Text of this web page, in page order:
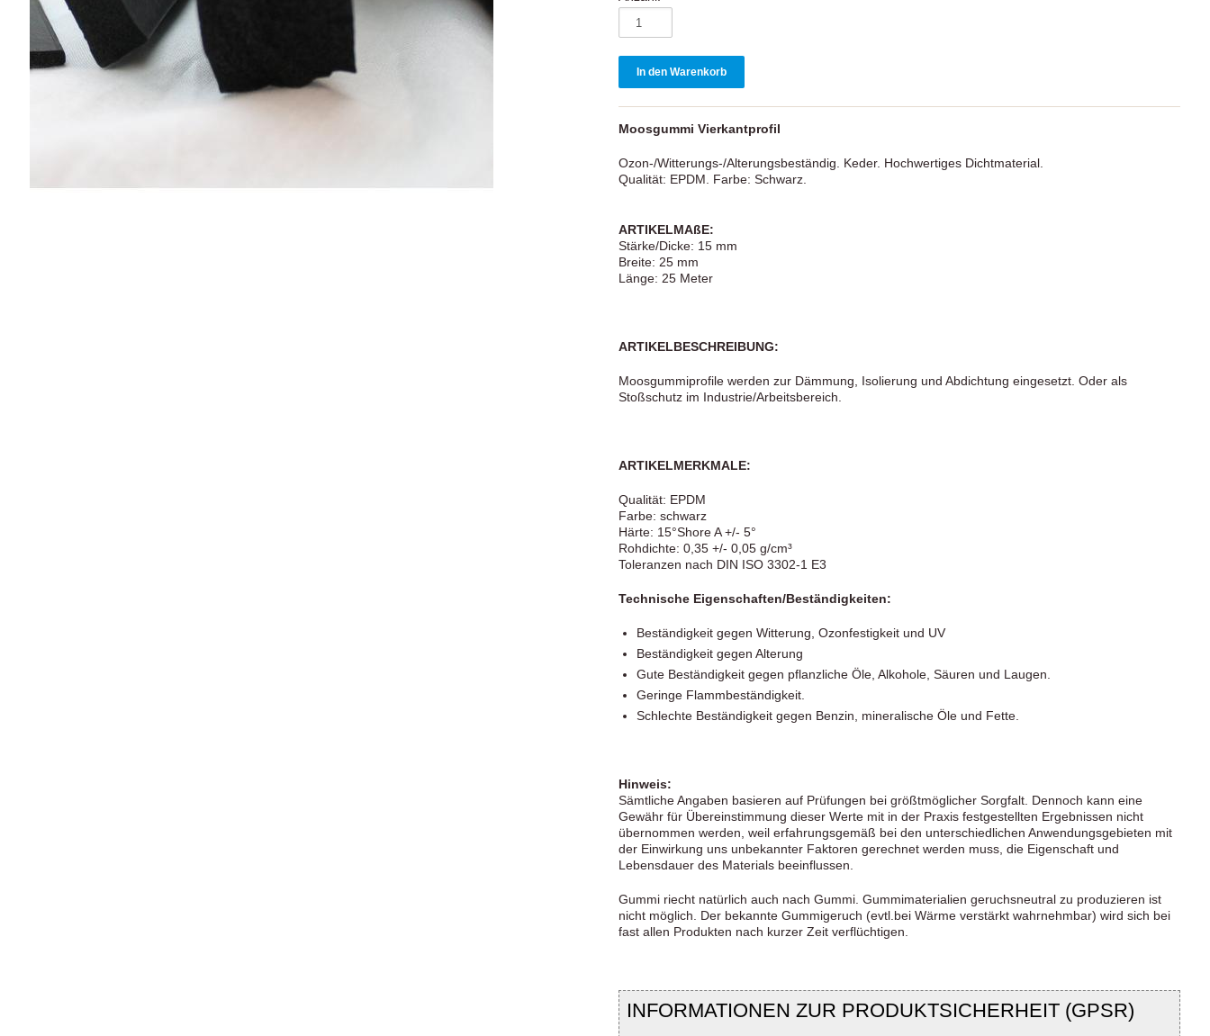
Moosgummi Vierkantprofil
Ozon-/Witterungs-/Alterungsbeständig. Keder. Hochwertiges Dichtmaterial.
Qualität: EPDM. Farbe: Schwarz.
ARTIKELMAßE:
Stärke/Dicke: 15 mm
Breite: 25 mm
Länge: 25 Meter
ARTIKELBESCHREIBUNG:
Moosgummiprofile werden zur Dämmung, Isolierung und Abdichtung eingesetzt. Oder als
Stoßschutz im Industrie/Arbeitsbereich.
ARTIKELMERKMALE:
Qualität: EPDM
Farbe: schwarz
Härte: 15°Shore A +/- 5°
Rohdichte: 0,35 +/- 0,05 g/cm³
Toleranzen nach DIN ISO 3302-1 E3
Technische Eigenschaften/Beständigkeiten:
Beständigkeit gegen Witterung, Ozonfestigkeit und UV
Beständigkeit gegen Alterung
Gute Beständigkeit gegen pflanzliche Öle, Alkohole, Säuren und Laugen.
Geringe Flammbeständigkeit.
Schlechte Beständigkeit gegen Benzin, mineralische Öle und Fette.
Hinweis:
Sämtliche Angaben basieren auf Prüfungen bei größtmöglicher Sorgfalt. Dennoch kann eine
Gewähr für Übereinstimmung dieser Werte mit in der Praxis festgestellten Ergebnissen nicht
übernommen werden, weil erfahrungsgemäß bei den unterschiedlichen Anwendungsgebieten mit
der Einwirkung uns unbekannter Faktoren gerechnet werden muss, die Eigenschaft und
Lebensdauer des Materials beeinflussen.
Gummi riecht natürlich auch nach Gummi. Gummimaterialien geruchsneutral zu produzieren ist
nicht möglich. Der bekannte Gummigeruch (evtl.bei Wärme verstärkt wahrnehmbar) wird sich bei
fast allen Produkten nach kurzer Zeit verflüchtigen.
INFORMATIONEN ZUR PRODUKTSICHERHEIT (GPSR)